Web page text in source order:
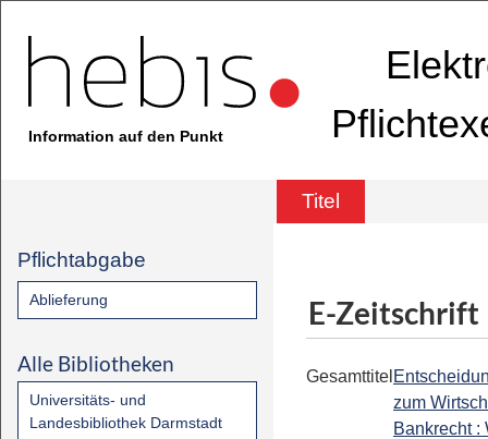
Information auf den Punkt
Titel
Pflichtabgabe
Ablieferung
Alle Bibliotheken
Universitäts- und
Landesbibliothek Darmstadt
E-Zeitschrift
Gesamttitel
zum
Bankrecht :